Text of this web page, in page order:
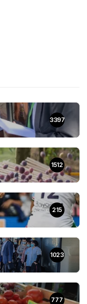
3397
1512
215
1023
777